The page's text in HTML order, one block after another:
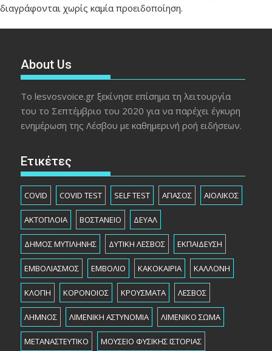
διαγράφονται χωρίς καμία προειδοποίηση.
About Us
Το lesvosvoice.gr ξεκίνησε επίσημα τη λειτουργία
του το Σεπτέμβριο του 2020 για να παρέχει έγκυρη
ενημέρωση της Λέσβου με καθημερινή ροή ειδήσεων.
Ετικέτες
COVID COVID TEST SELF TEST ΑΓΙΑΣΟΣ ΑΙΟΛΙΚΟΣ
ΑΚΤΟΠΛΟΙΑ ΒΟΣΤΑΝΕΙΟ ΔΕΥΑΛ
ΔΗΜΟΣ ΜΥΤΙΛΗΝΗΣ ΔΥΤΙΚΗ ΛΕΣΒΟΣ ΕΚΠΑΙΔΕΥΣΗ
ΕΜΒΟΛΙΑΣΜΟΣ ΕΜΒΟΛΙΟ ΚΑΚΟΚΑΙΡΙΑ ΚΑΛΛΟΝΗ
ΚΛΟΠΗ ΚΟΡΟΝΟΙΟΣ ΚΡΟΥΣΜΑΤΑ ΛΕΣΒΟΣ
ΛΗΜΝΟΣ ΛΙΜΕΝΙΚΗ ΑΣΤΥΝΟΜΙΑ ΛΙΜΕΝΙΚΟ ΣΩΜΑ
ΜΕΤΑΝΑΣΤΕΥΤΙΚΟ ΜΟΥΣΕΙΟ ΦΥΣΙΚΗΣ ΙΣΤΟΡΙΑΣ